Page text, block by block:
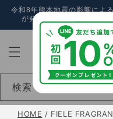
ンツに
進む
令和8年熊本地震の影響によ
が発生しております。詳
検索
HOME / FIELE